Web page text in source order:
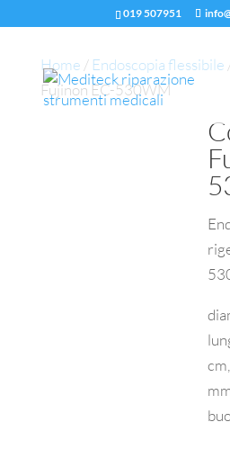
019 507951
Home / Endoscopia flessibile
Fujinon EC-530WM